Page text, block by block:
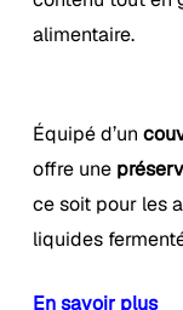
alimentaire.
Équipé d’un
offre une
ce soit pour les
liquides
En savoir plus